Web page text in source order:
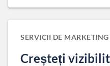
SERVICII DE MARKETING
Creșteți